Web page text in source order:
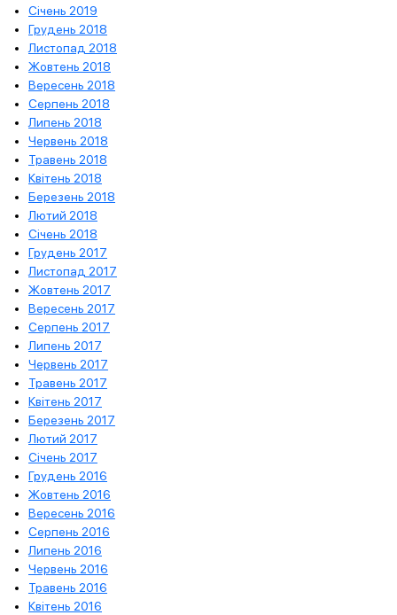
Січень 2019
Грудень 2018
Листопад 2018
Жовтень 2018
Вересень 2018
Серпень 2018
Липень 2018
Червень 2018
Травень 2018
Квітень 2018
Березень 2018
Лютий 2018
Січень 2018
Грудень 2017
Листопад 2017
Жовтень 2017
Вересень 2017
Серпень 2017
Липень 2017
Червень 2017
Травень 2017
Квітень 2017
Березень 2017
Лютий 2017
Січень 2017
Грудень 2016
Жовтень 2016
Вересень 2016
Серпень 2016
Липень 2016
Червень 2016
Травень 2016
Квітень 2016